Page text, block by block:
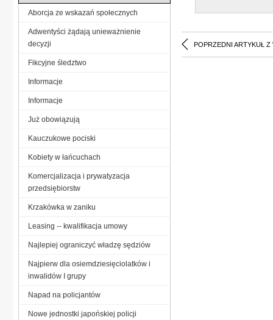
POPRZEDNI ARTYKUŁ Z
Aborcja ze wskazań społecznych
Adwentyści żądają unieważnienie
decyzji
Fikcyjne śledztwo
Informacje
Informacje
Już obowiązują
Kauczukowe pociski
Kobiety w łańcuchach
Komercjalizacja i prywatyzacja
przedsiębiorstw
Krzakówka w zaniku
Leasing -- kwalifikacja umowy
Najlepiej ograniczyć władzę sędziów
Najpierw dla osiemdziesięciolatków i
inwalidów I grupy
Napad na policjantów
Nowe jednostki japońskiej policji